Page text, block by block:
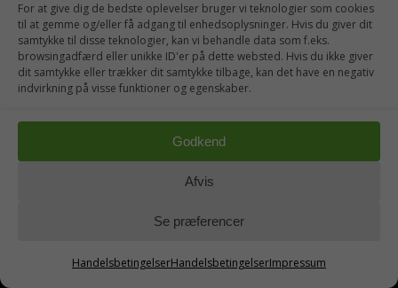
For at give dig de bedste oplevelser bruger vi teknologier som cookies
til at gemme og/eller få adgang til enhedsoplysninger. Hvis du giver dit
samtykke til disse teknologier, kan vi behandle data som f.eks.
browsingadfærd eller unikke ID'er på dette websted. Hvis du ikke giver
dit samtykke eller trækker dit samtykke tilbage, kan det have en negativ
indvirkning på visse funktioner og egenskaber.
Godkend
Afvis
Se præferencer
HandelsbetingelserHandelsbetingelserImpressum